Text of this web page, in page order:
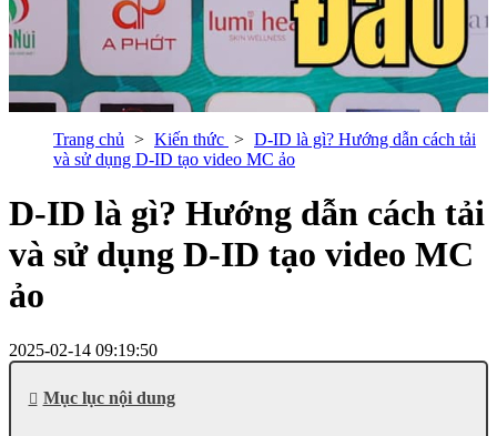
Trang chủ Kiến thức
D-ID là gì? Hướng dẫn cách tải
và sử dụng D-ID tạo video MC ảo
D-ID là gì? Hướng dẫn cách tải
và sử dụng D-ID tạo video MC
ảo
2025-02-14 09:19:50
Mục lục nội dung